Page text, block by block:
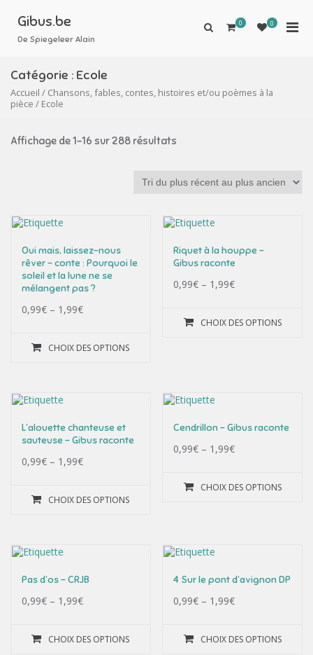
contenu
Gibus.be
De Spiegeleer Alain
Afficher0 0
Catégorie : Ecole
Accueil / Chansons, fables, contes, histoires et/ou poèmes à la
pièce / Ecole
Affichage de 1–16 sur 288 résultats
Oui mais, laissez-nous
rêver – conte : Pourquoi le
soleil et la lune ne se
mélangent pas ?
0,99€ – 1,99€
CHOIX DES OPTIONS
Riquet à la houppe –
Gibus raconte
0,99€ – 1,99€
CHOIX DES OPTIONS
L’alouette chanteuse et
sauteuse – Gibus raconte
0,99€ – 1,99€
CHOIX DES OPTIONS
Cendrillon – Gibus raconte
0,99€ – 1,99€
CHOIX DES OPTIONS
Pas d’os – CRJB
0,99€ – 1,99€
CHOIX DES OPTIONS
4 Sur le pont d’avignon DP
0,99€ – 1,99€
CHOIX DES OPTIONS